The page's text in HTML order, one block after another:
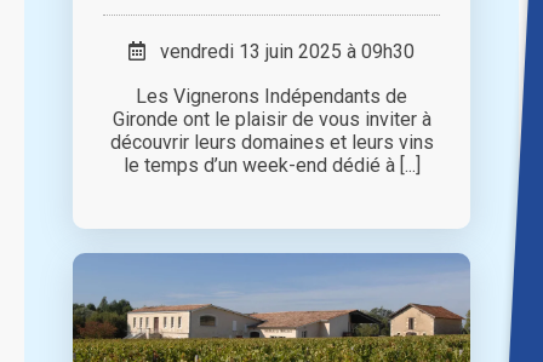
vendredi 13 juin 2025 à 09h30
Les Vignerons Indépendants de
Gironde ont le plaisir de vous inviter à
découvrir leurs domaines et leurs vins
le temps d’un week-end dédié à [...]